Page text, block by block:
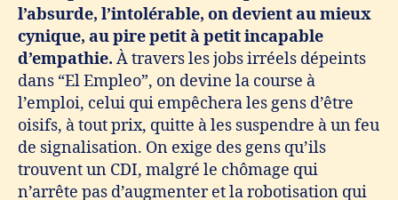
l’absurde, l’intolérable, on devient au mieux
cynique, au pire petit à petit incapable
d’empathie. À travers les jobs irréels dépeints
dans “El Empleo”, on devine la course à
l’emploi, celui qui empêchera les gens d’être
oisifs, à tout prix, quitte à les suspendre à un feu
de signalisation. On exige des gens qu’ils
trouvent un CDI, malgré le chômage qui
n’arrête pas d’augmenter et la robotisation qui